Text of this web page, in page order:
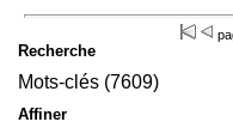
Recherche
Mots-clés (7609)
Affiner